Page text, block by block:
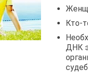
Кто-
ДНК